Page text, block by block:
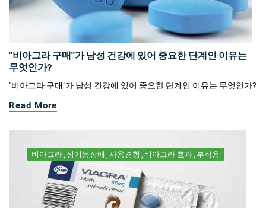
"비아그라 구매"가 남성 건강에 있어 중요한 단계인 이유는
무엇인가?
"비아그라 구매"가 남성 건강에 있어 중요한 단계인 이유는 무엇인가?
Read More
비아그라 성기능장애 사용경험 비아그라 효과 부작용